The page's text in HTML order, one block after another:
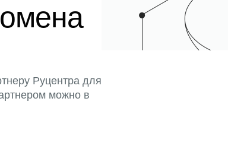
Руцентра для
можно в